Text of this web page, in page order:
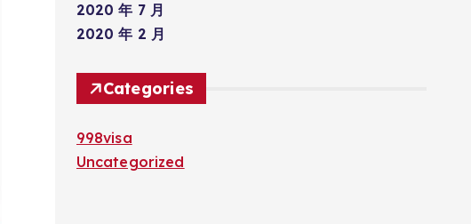
2020 年 7 月
2020 年 2 月
Categories
998visa
Uncategorized